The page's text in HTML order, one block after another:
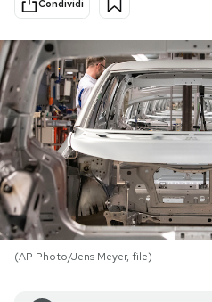
Sport
PODCAST
NEWSLETTER
I MIEI PREFERITI
SHOP
Condividi
(AP Photo/Jens Meyer, file)